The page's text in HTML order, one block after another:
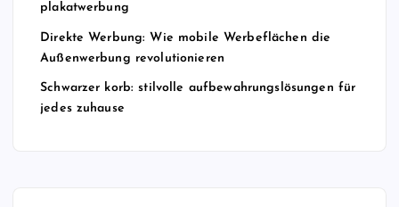
plakatwerbung
Direkte Werbung: Wie mobile Werbeflächen die
Außenwerbung revolutionieren
Schwarzer korb: stilvolle aufbewahrungslösungen für
jedes zuhause